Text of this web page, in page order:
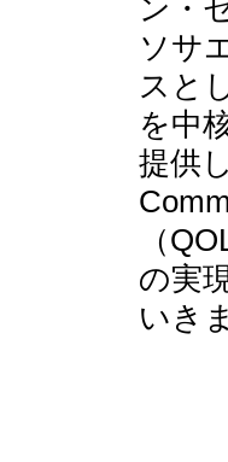
ン・
ソサ
スと
を中
提供
（
の実
いき